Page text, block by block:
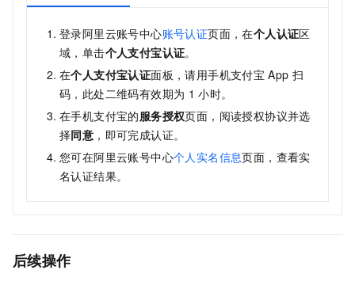
登录阿里云账号中心账号认证页面，在个人认证区
域，单击个人支付宝认证。
在个人支付宝认证面板，请用手机支付宝 App 扫
码，此处二维码有效期为 1 小时。
在手机支付宝的服务授权页面，阅读授权协议并选
择同意 ，即可完成认证。
您可在阿里云账号中心个人实名信息页面，查看实
名认证结果。
后续操作